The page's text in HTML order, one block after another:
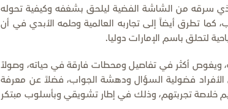
سرقه من الشاشة الفضية ليلحق بشغفه وكيفية تحوله
كما تطرق أيضاً إلى تجاربه العالمية وحلمه الأبدي في أن
لتحلق باسم الإمارات دوليا.
ويغوص أكثر في تفاصيل ومحطات فارقة في حياته، وصولاً
فضولية السؤال ودهشة الجواب، فضلاً عن معرفة
خلاصة تجربتهم، وذلك في إطار تشويقي وبأسلوب مبتكر